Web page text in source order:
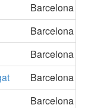
Barcelona
Barcelona
Barcelona
Barcelona
Barcelona